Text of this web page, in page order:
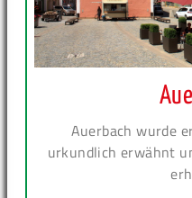
Auerbach wurde
urkundlich erwähnt